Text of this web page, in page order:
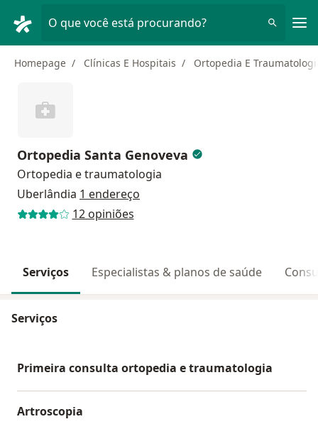
O que você está procurando?
Homepage Clínicas E Hospitais Ortopedia E
Ortopedia Santa Genoveva
Ortopedia e traumatologia
Uberlândia 1 endereço
12 opiniões
Serviços Especialistas & planos de saúde
Serviços
Primeira consulta ortopedia e traumatologia
Artroscopia